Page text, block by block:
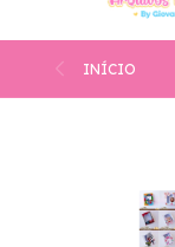
INÍCIO